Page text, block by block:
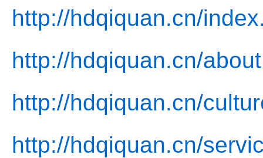
http://hdqiquan.cn/
http://hdqiquan.cn/
http://hdqiquan.cn/
http://hdqiquan.cn/